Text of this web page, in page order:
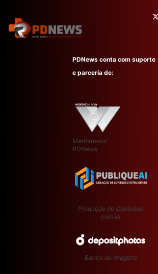
PDNews conta com suporte
e parceria de:
Mantenedor
PDNews
Produção de Conteúdo
com IA
Banco de Imagens